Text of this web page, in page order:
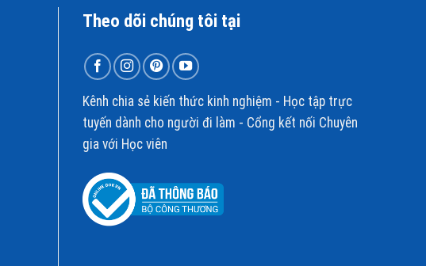
Theo dõi chúng tôi tại
Kênh chia sẻ kiến thức kinh nghiệm - Học tập trực
tuyến dành cho người đi làm - Cổng kết nối Chuyên
gia với Học viên